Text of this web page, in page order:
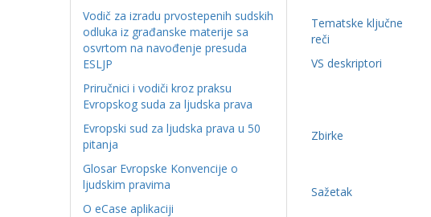
Vodič za izradu prvostepenih sudskih
odluka iz građanske materije sa
osvrtom na navođenje presuda
ESLJP
Priručnici i vodiči kroz praksu
Evropskog suda za ljudska prava
Evropski sud za ljudska prava u 50
pitanja
Glosar Evropske Konvencije o
ljudskim pravima
O eCase aplikaciji
Tematske ključne
reči
VS deskriptori
Zbirke
Sažetak